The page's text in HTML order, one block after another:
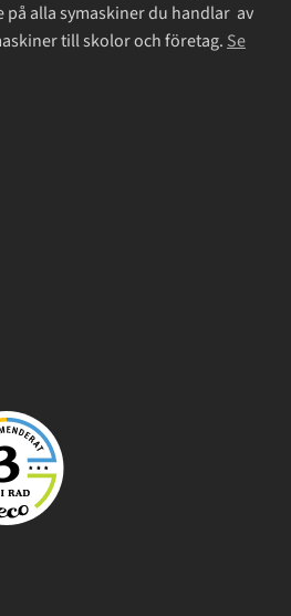
alla symaskiner du handlar av
till skolor och företag. Se